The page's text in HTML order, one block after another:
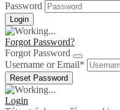
Password
Forgot Password?
Forgot Password
Username or Email*
Login